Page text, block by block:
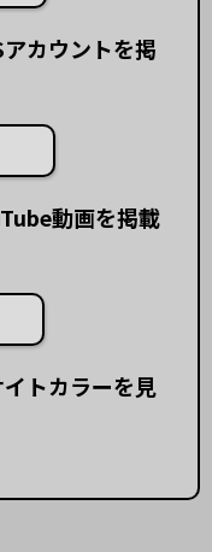
カウントを掲
動画を掲載
トカラーを見